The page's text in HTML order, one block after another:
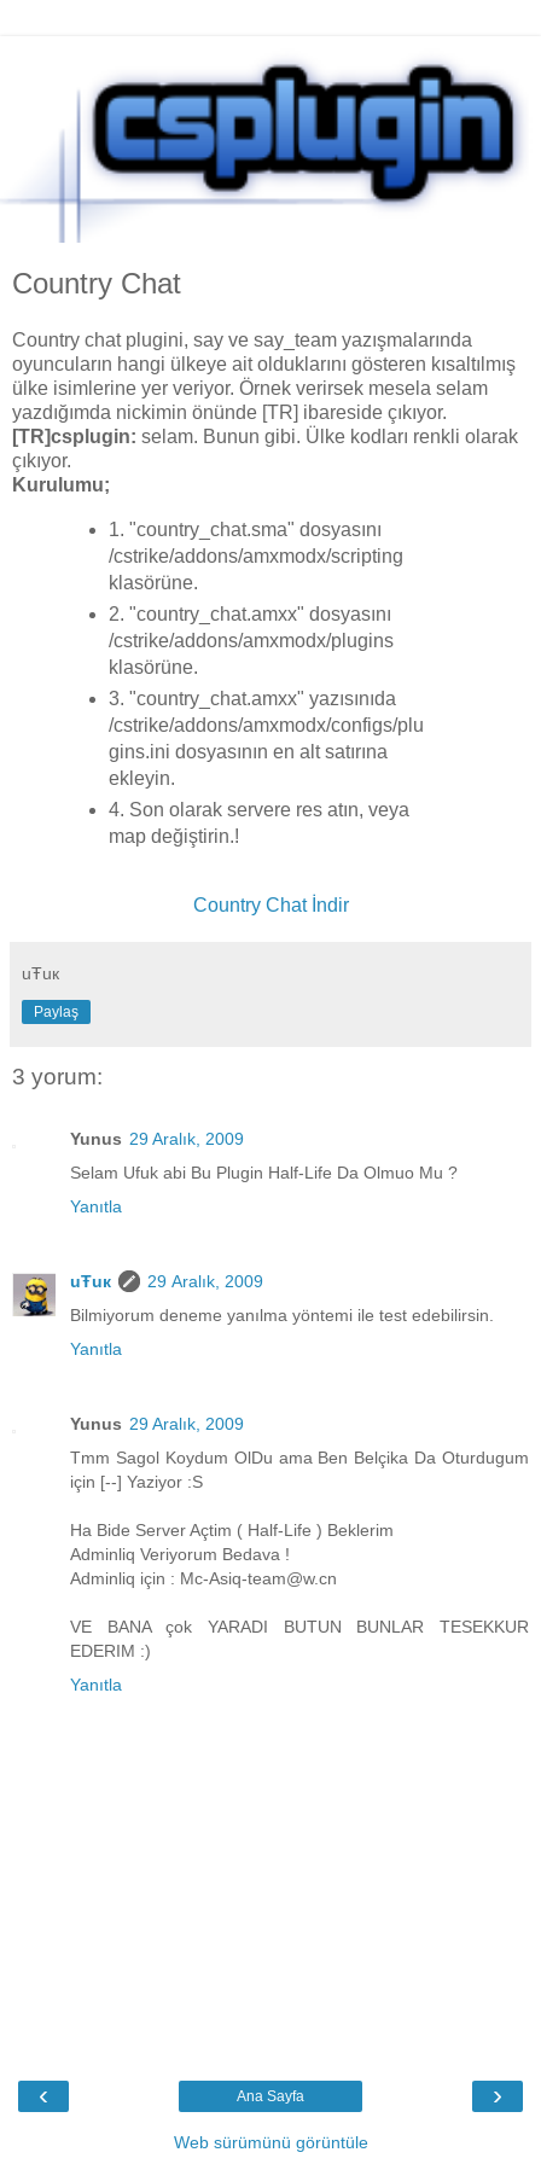
Country Chat
Country chat plugini, say ve say_team yazışmalarında
oyuncuların hangi ülkeye ait olduklarını gösteren kısaltılmış
ülke isimlerine yer veriyor. Örnek verirsek mesela selam
yazdığımda nickimin önünde [TR] ibareside çıkıyor.
[TR]csplugin: selam. Bunun gibi. Ülke kodları renkli olarak
çıkıyor.
Kurulumu;
1. "country_chat.sma" dosyasını
/cstrike/addons/amxmodx/scripting
klasörüne.
2. "country_chat.amxx" dosyasını
/cstrike/addons/amxmodx/plugins
klasörüne.
3. "country_chat.amxx" yazısınıda
/cstrike/addons/amxmodx/configs/plu
gins.ini dosyasının en alt satırına
ekleyin.
4. Son olarak servere res atın, veya
map değiştirin.!
Country Chat İndir
uŦuк
Paylaş
3 yorum:
Yunus 29 Aralık, 2009
Selam Ufuk abi Bu Plugin Half-Life Da Olmuo Mu ?
Yanıtla
uŦuк
29 Aralık, 2009
Bilmiyorum deneme yanılma yöntemi ile test edebilirsin.
Yanıtla
Yunus 29 Aralık, 2009
Tmm Sagol Koydum OlDu ama Ben Belçika Da Oturdugum
için [--] Yaziyor :S
Ha Bide Server Açtim ( Half-Life ) Beklerim
Adminliq Veriyorum Bedava !
Adminliq için : Mc-Asiq-team@w.cn
VE BANA çok YARADI BUTUN BUNLAR TESEKKUR
EDERIM :)
Yanıtla
‹ ›
Ana Sayfa
Web sürümünü görüntüle